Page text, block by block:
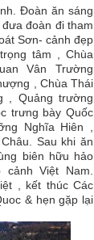
Đoàn ăn sáng
đoàn đi tham
Sơn- cảnh đẹp
tâm , Chùa
Vân Tr­­ường
, Chùa Thái
, Quảng trường
trưng bày Quốc
Nghĩa Hiên ,
Sau khi ăn
biên hữu hảo
Việt Nam.
, kết thúc Các
& hẹn gặp lại